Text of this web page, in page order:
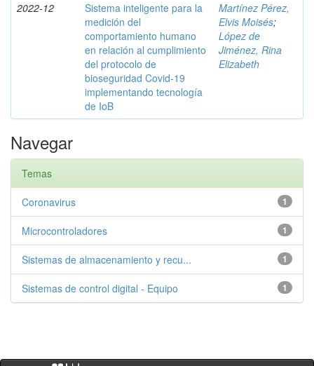
2022-12
Sistema inteligente para la
medición del
comportamiento humano
en relación al cumplimiento
del protocolo de
bioseguridad Covid-19
implementando tecnología
de IoB
Martínez Pérez,
Elvis Moisés;
López de
Jiménez, Rina
Elizabeth
Navegar
Temas
1
Coronavirus
1
Microcontroladores
1
Sistemas de almacenamiento y recu...
1
Sistemas de control digital - Equipo